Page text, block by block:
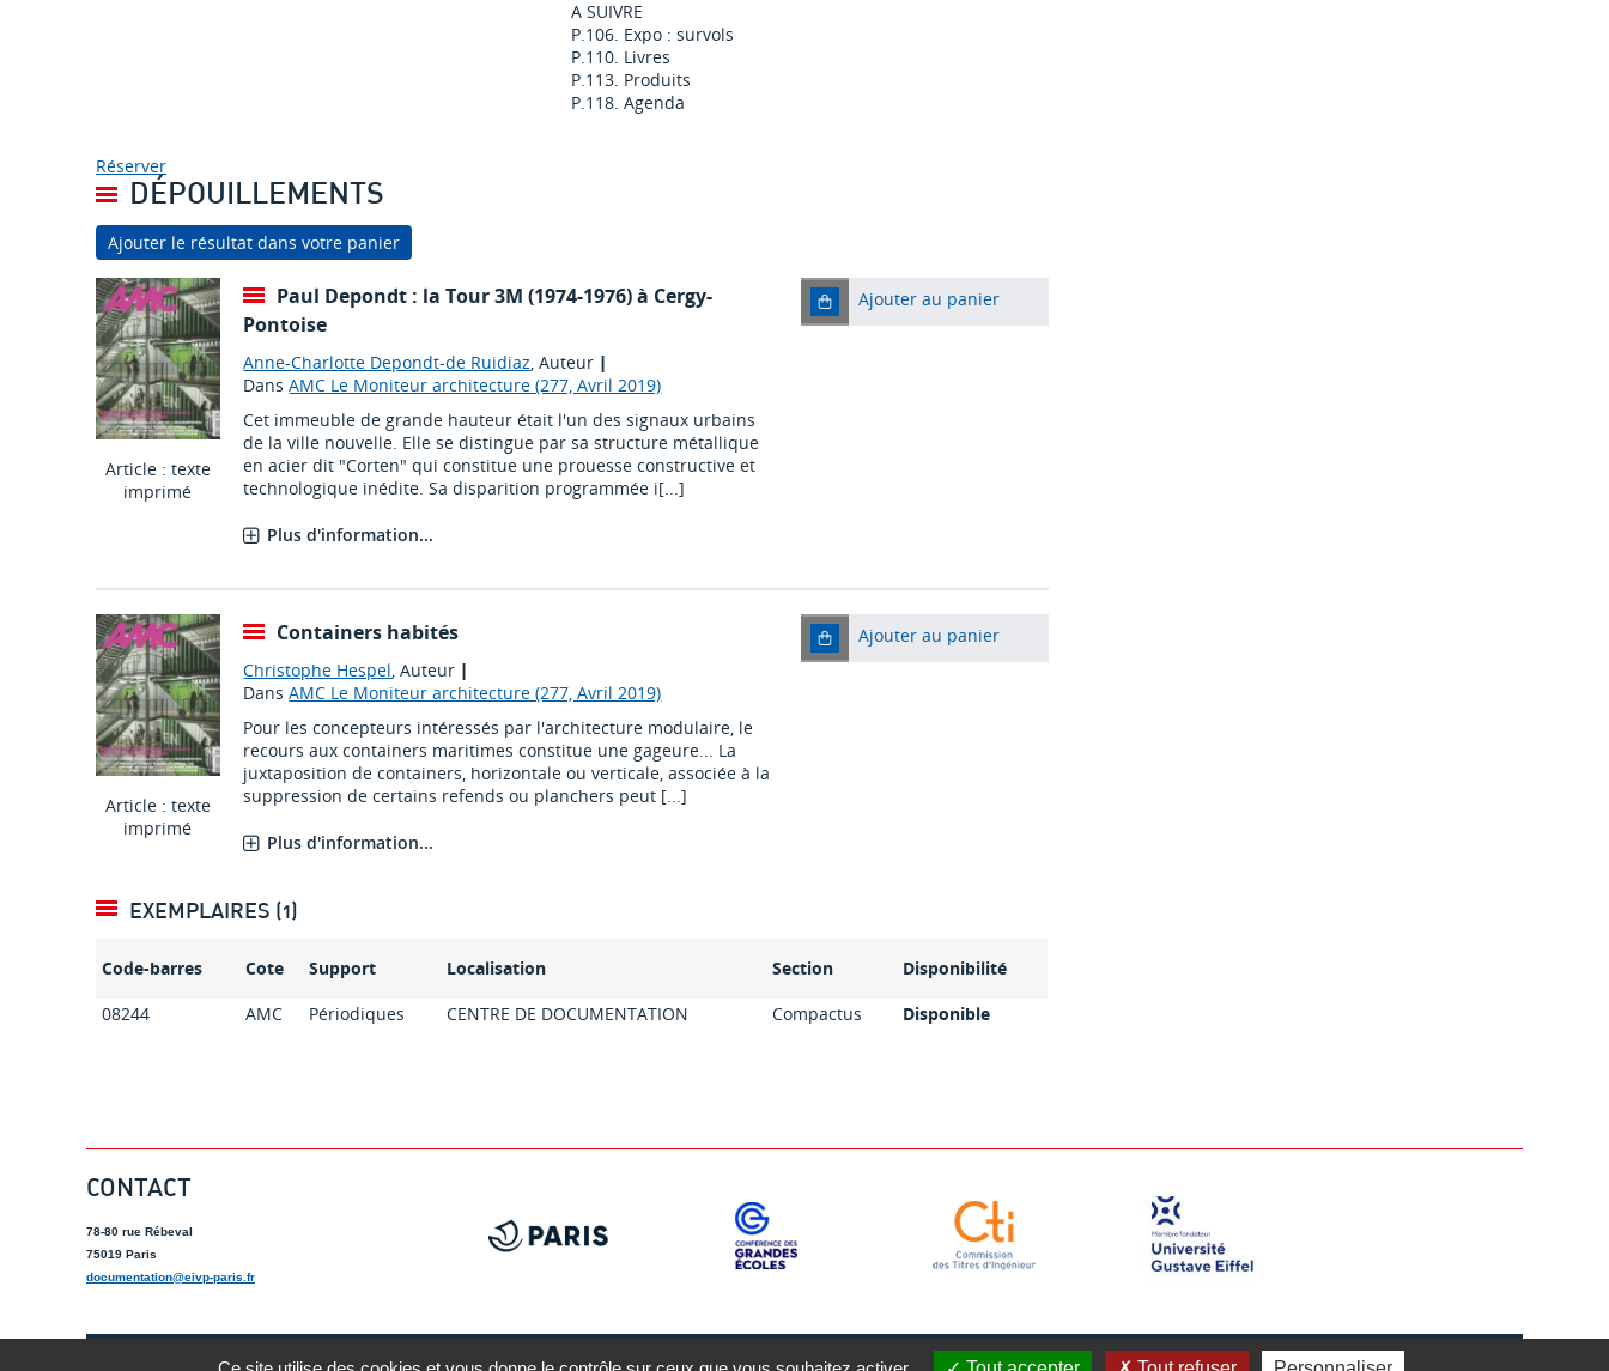
A SUIVRE
P.106. Expo : survols
P.110. Livres
P.113. Produits
P.118. Agenda
Réserver
DÉPOUILLEMENTS
Ajouter le résultat dans votre panier
Article : texte
imprimé
Paul Depondt : la Tour 3M (1974-1976) à Cergy-
Pontoise
Anne-Charlotte Depondt-de Ruidiaz, Auteur |
DansAMC Le Moniteur architecture (277, Avril 2019)
Cet immeuble de grande hauteur était l'un des signaux urbains
de la ville nouvelle. Elle se distingue par sa structure métallique
en acier dit "Corten" qui constitue une prouesse constructive et
technologique inédite. Sa disparition programmée i[...]
Plus d'information...
Ajouter au panier
Article : texte
imprimé
Containers habités
Christophe Hespel, Auteur |
DansAMC Le Moniteur architecture (277, Avril 2019)
Pour les concepteurs intéressés par l'architecture modulaire, le
recours aux containers maritimes constitue une gageure... La
juxtaposition de containers, horizontale ou verticale, associée à la
suppression de certains refends ou planchers peut [...]
Plus d'information...
Ajouter au panier
EXEMPLAIRES (1)
Code-barres Cote Support Localisation Section
Disponibilité
08244
AMC Périodiques CENTRE DE DOCUMENTATION Compactus Disponible
CONTACT
78-80 rue Rébeval
75019 Paris
documentation@eivp-paris.fr